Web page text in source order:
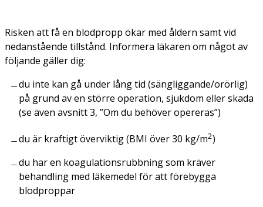
Risken att få en blodpropp ökar med åldern samt vid
nedanstående tillstånd. Informera läkaren om något av
följande gäller dig:
du inte kan gå under lång tid (sängliggande/orörlig)
på grund av en större operation, sjukdom eller skada
(se även avsnitt 3, ”Om du behöver opereras”)
du är kraftigt överviktig (BMI över 30 kg/m2)
du har en koagulationsrubbning som kräver
behandling med läkemedel för att förebygga
blodproppar